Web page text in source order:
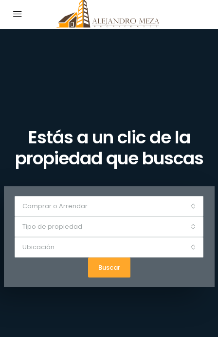
Estás a un clic de la
propiedad que buscas
Comprar o Arrendar
Tipo de propiedad
Ubicación
Buscar